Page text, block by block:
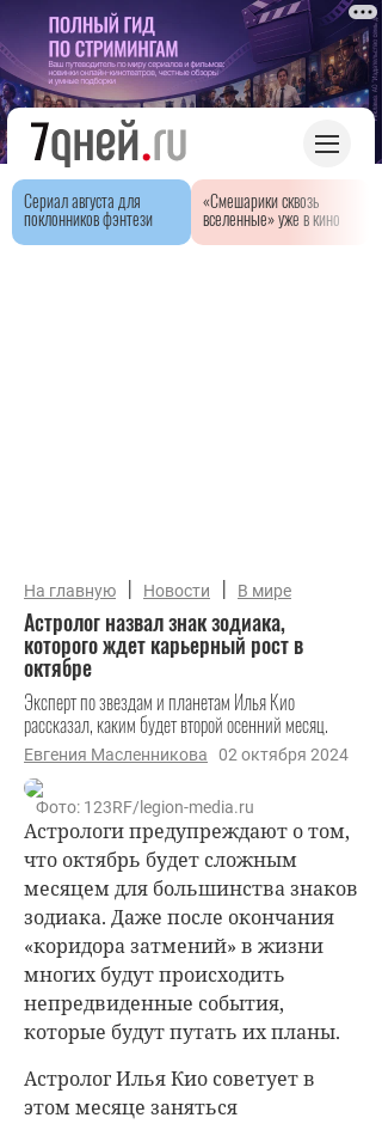
Сериал августа для
поклонников фэнтези
«Смешарики сквозь
вселенные» уже в кино
На главную | Новости | В мире
Астролог назвал знак зодиака,
которого ждет карьерный рост в
октябре
Эксперт по звездам и планетам Илья Кио
рассказал, каким будет второй осенний месяц.
Евгения Масленникова 02 октября 2024
Фото: 123RF/legion-media.ru
Астрологи предупреждают о том,
что октябрь будет сложным
месяцем для большинства знаков
зодиака. Даже после окончания
«коридора затмений» в жизни
многих будут происходить
непредвиденные события,
которые будут путать их планы.
Астролог Илья Кио советует в
этом месяце заняться